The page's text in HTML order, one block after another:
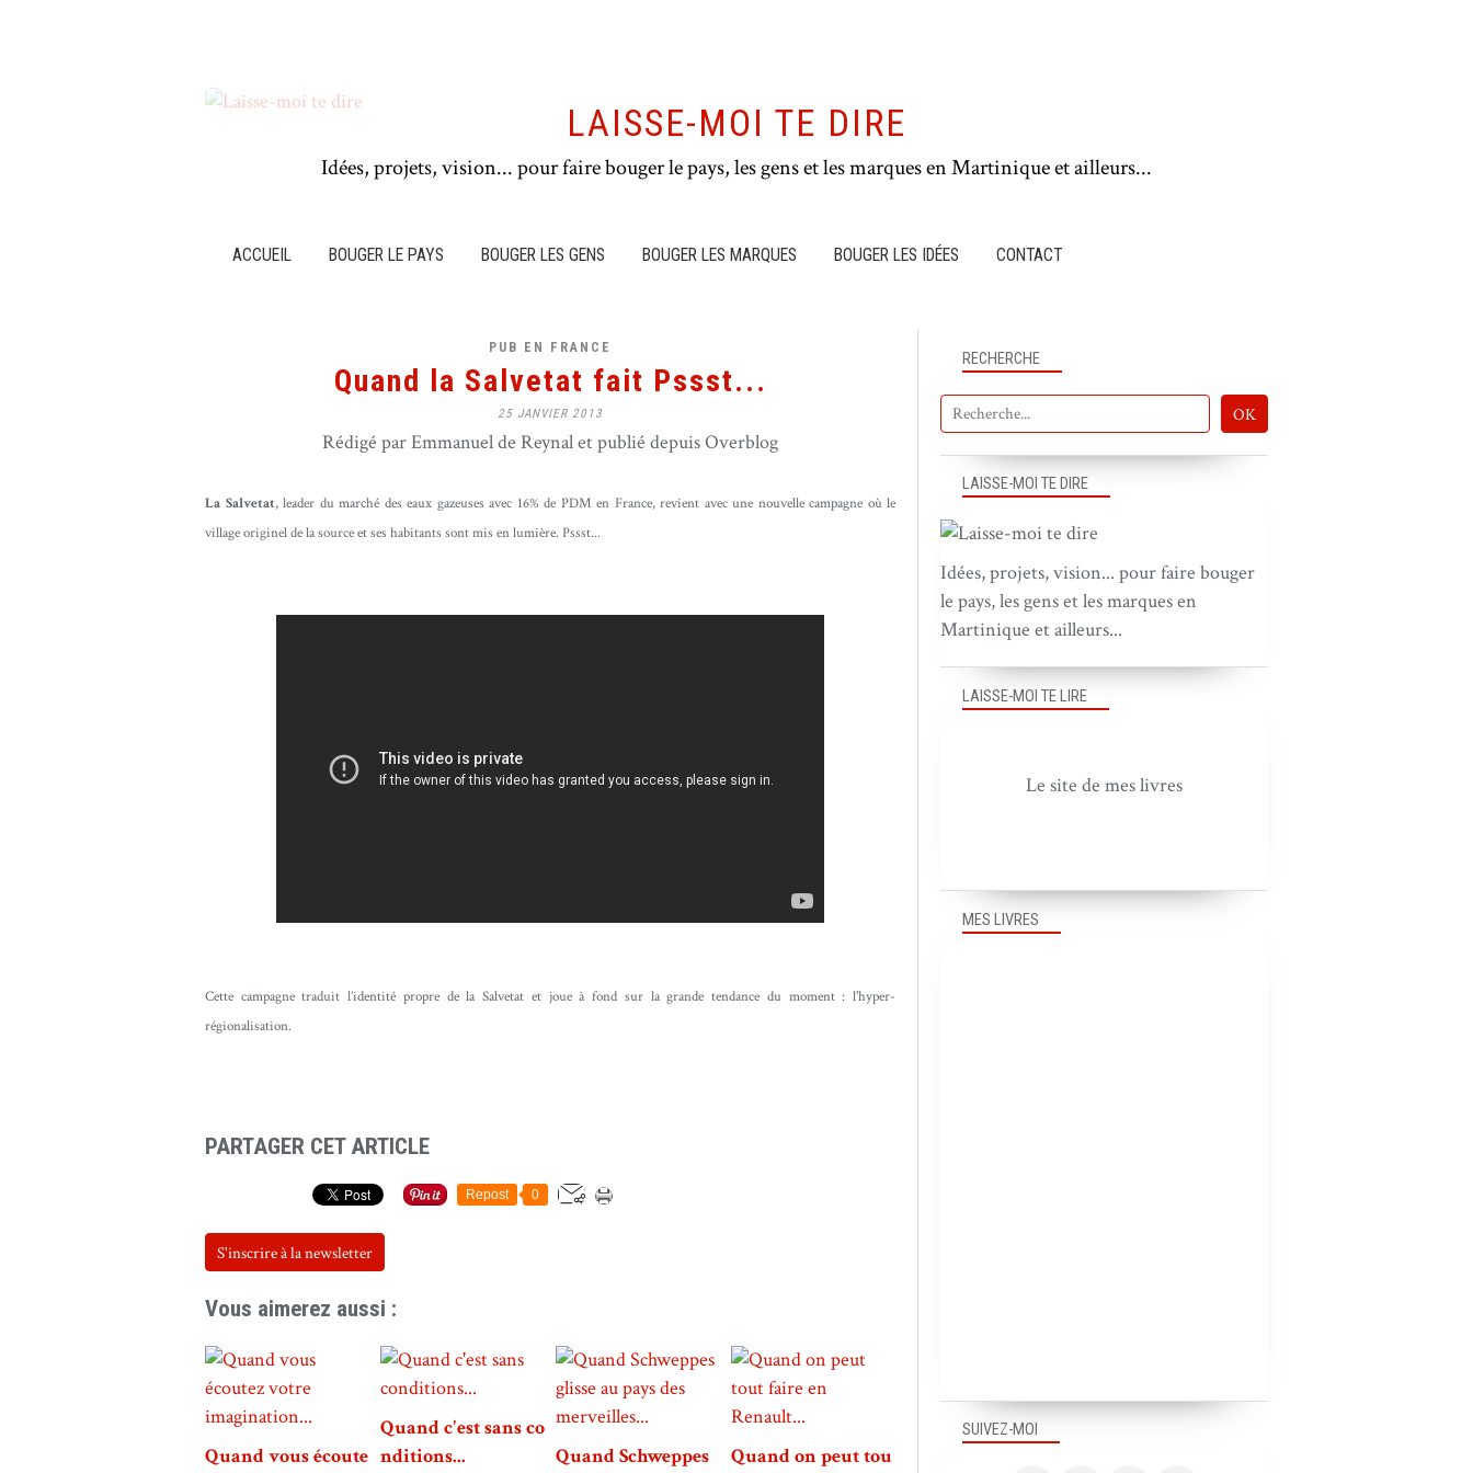
LAISSE-MOI TE DIRE
Idées, projets, vision... pour faire bouger le pays, les gens et les marques en Martinique et ailleurs...
ACCUEIL BOUGER LE PAYS BOUGER LES GENS BOUGER LES MARQUES BOUGER LES IDÉES CONTACT
PUB EN FRANCE
Quand la Salvetat fait Pssst...
25 JANVIER 2013
Rédigé par Emmanuel de Reynal et publié depuis Overblog
La Salvetat, leader du marché des eaux gazeuses avec 16% de PDM en France, revient avec une nouvelle campagne où le
village originel de la source et ses habitants sont mis en lumière. Pssst...
Cette campagne traduit l’identité propre de la Salvetat et joue à fond sur la grande tendance du moment : l'hyper-
régionalisation.
PARTAGER CET ARTICLE
Repost 0
S'inscrire à la newsletter
Vous aimerez aussi :
Quand vous écoute
Quand c'est sans co
nditions...
Quand Schweppes
Quand on peut tou
SUIVEZ-MOI
RECHERCHE
LAISSE-MOI TE DIRE
Idées, projets, vision... pour faire bouger
le pays, les gens et les marques en
Martinique et ailleurs...
MES LIVRES
LAISSE-MOI TE LIRE
Le site de mes livres